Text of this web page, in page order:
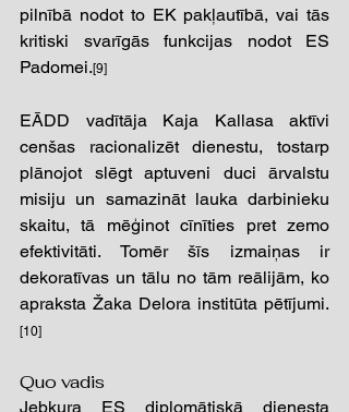
pilnībā nodot to EK pakļautībā, vai tās
kritiski svarīgās funkcijas nodot ES
Padomei.[9]
EĀDD vadītāja Kaja Kallasa aktīvi
cenšas racionalizēt dienestu, tostarp
plānojot slēgt aptuveni duci ārvalstu
misiju un samazināt lauka darbinieku
skaitu, tā mēģinot cīnīties pret zemo
efektivitāti. Tomēr šīs izmaiņas ir
dekoratīvas un tālu no tām reālijām, ko
apraksta Žaka Delora institūta pētījumi.
[10]
Quo vadis
Jebkura ES diplomātiskā dienesta